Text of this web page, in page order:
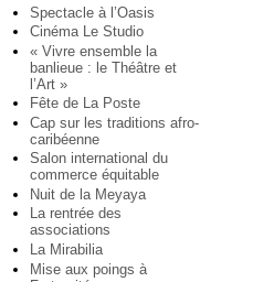
Spectacle à l’Oasis
Cinéma Le Studio
« Vivre ensemble la
banlieue : le Théâtre et
l’Art »
Fête de La Poste
Cap sur les traditions afro-
caribéenne
Salon international du
commerce équitable
Nuit de la Meyaya
La rentrée des
associations
La Mirabilia
Mise aux poings à